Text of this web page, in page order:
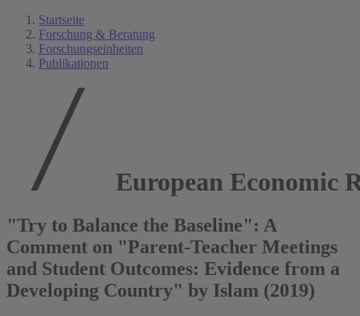
Startseite
Forschung & Beratung
Forschungseinheiten
Publikationen
European Economic
"Try to Balance the Baseline": A
Comment on "Parent-Teacher Meetings
and Student Outcomes: Evidence from a
Developing Country" by Islam (2019)